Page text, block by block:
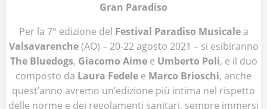
Gran Paradiso
Per la 7° edizione del Festival Paradiso Musicalea
Valsavarenche(AO) – 20-22 agosto 2021 – si esibiranno
The Bluedogs, Giacomo Aimee Umberto Poli, e il duo
composto da Laura Fedele e Marco Brioschi, anche
quest’anno avremo un’edizione più intima nel rispetto
delle norme e dei regolamenti sanitari, sempre immersi